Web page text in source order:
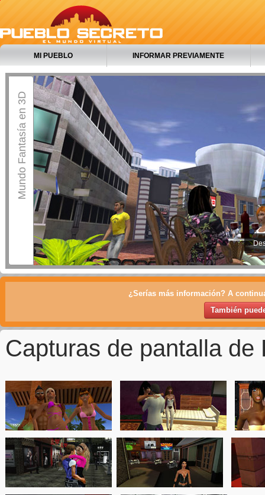
MI PUEBLO INFORMAR PREVIAMENTE
Mundo Fantasía en 3D
¿Serías más información? A
También
Capturas de pantalla de